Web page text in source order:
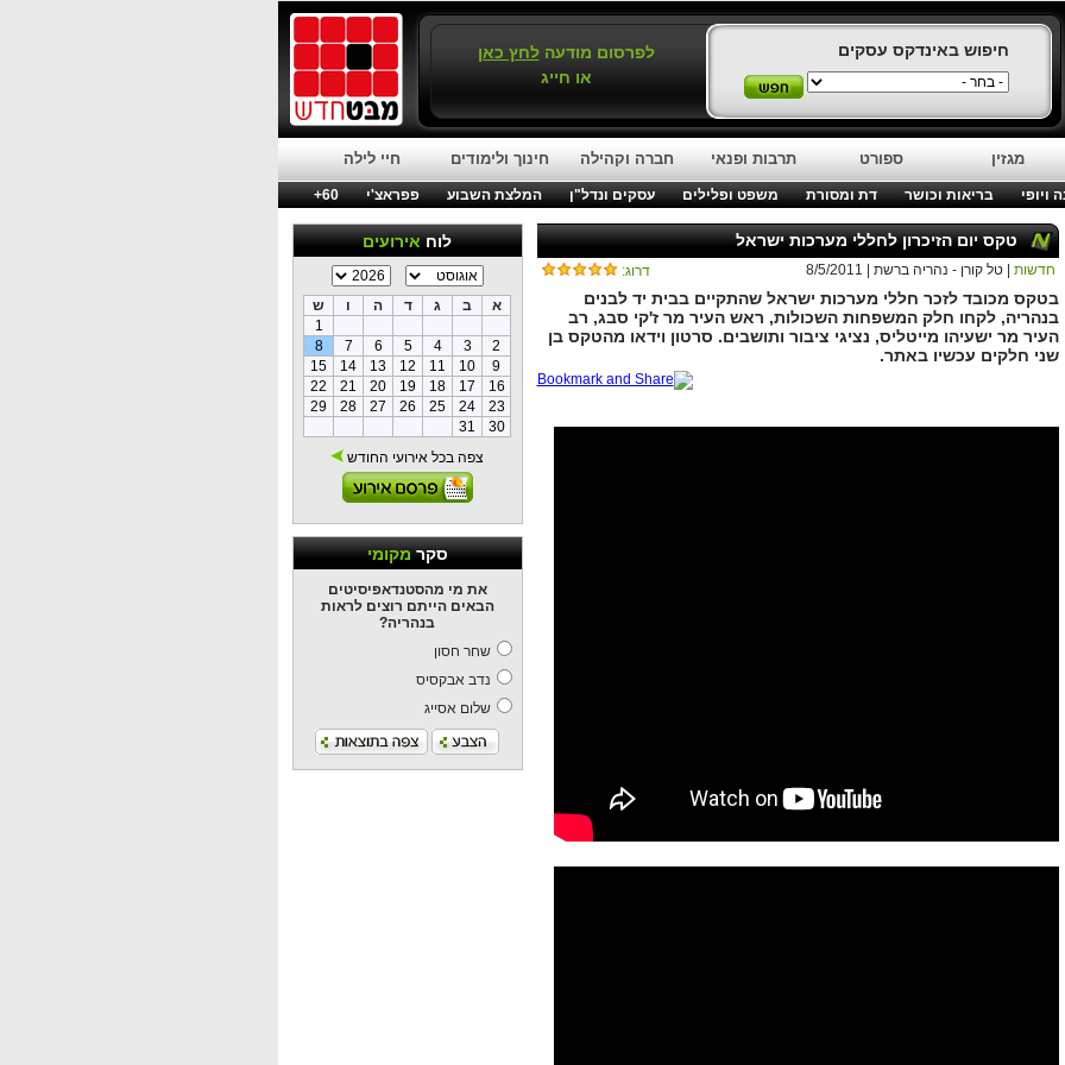
חיפוש באינדקס עסקים לפרסום מודעהלחץ כאן
או חייג
מגזין ספורט תרבות ופנאי חברה וקהילה חינוך ולימודים חיי לילה
ויופי בריאות וכושר דת ומסורת משפט ופלילים עסקים ונדל"ן המלצת השבוע פפראצ'י
60+
לוחאירועים
א ב ג ד ה ו
ש
1
2
3
4
5
6
7
8
9
10
11
12
13
14
15
16
17
18
19
20
21
22
23
24
25
26
27
28
29
30
31
צפה בכל אירועי החודש
סקרמקומי
את מי מהסטנדאפיסיטים
הבאים הייתם רוצים לראות
בנהריה?
שחר חסון
נדב אבקסיס
שלום אסייג
טקס יום הזיכרון לחללי מערכות ישראל
דרוג: חדשות | טל קורן - נהריה ברשת | 8/5/2011
בטקס מכובד לזכר חללי מערכות ישראל שהתקיים בבית יד לבנים
בנהריה, לקחו חלק המשפחות השכולות, ראש העיר מר ז'קי סבג, רב
העיר מר ישעיהו מייטליס, נציגי ציבור ותושבים. סרטון וידאו מהטקס בן
שני חלקים עכשיו באתר.